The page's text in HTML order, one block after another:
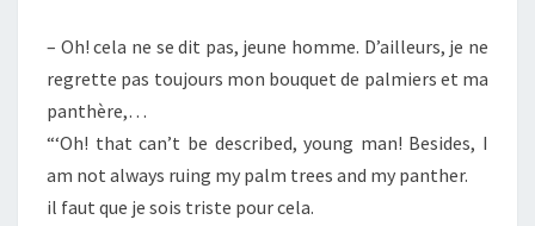
– Oh! cela ne se dit pas, jeune homme. D’ailleurs, je ne
regrette pas toujours mon bouquet de palmiers et ma
panthère,…
“‘Oh! that can’t be described, young man! Besides, I
am not always ruing my palm trees and my panther.
il faut que je sois triste pour cela.